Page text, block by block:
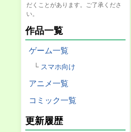
だくことがあります。ご了承くださ
い。
作品一覧
ゲーム一覧
スマホ向け
アニメ一覧
コミック一覧
更新履歴